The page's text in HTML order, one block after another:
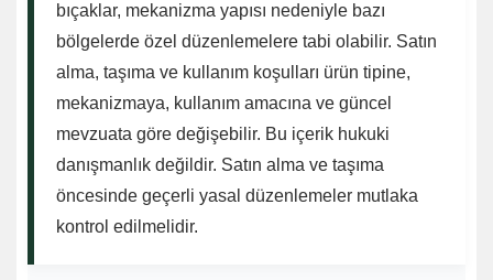
bıçaklar, mekanizma yapısı nedeniyle bazı
bölgelerde özel düzenlemelere tabi olabilir. Satın
alma, taşıma ve kullanım koşulları ürün tipine,
mekanizmaya, kullanım amacına ve güncel
mevzuata göre değişebilir. Bu içerik hukuki
danışmanlık değildir. Satın alma ve taşıma
öncesinde geçerli yasal düzenlemeler mutlaka
kontrol edilmelidir.